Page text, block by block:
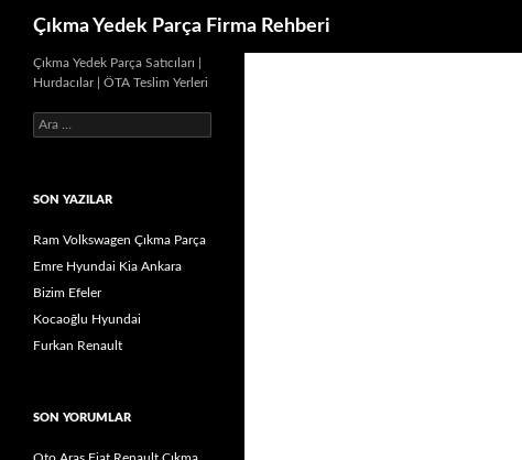
İçeriğe
Çıkma Yedek Parça Firma Rehberi
Çıkma Yedek Parça Satıcıları |
Hurdacılar | ÖTA Teslim Yerleri
Arama:
SON YAZILAR
Ram Volkswagen Çıkma Parça
Emre Hyundai Kia Ankara
Bizim Efeler
Kocaoğlu Hyundai
Furkan Renault
SON YORUMLAR